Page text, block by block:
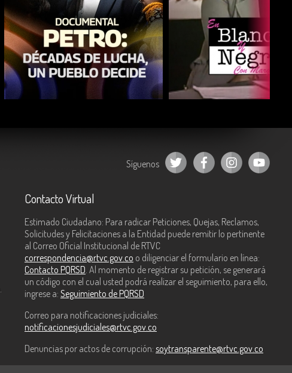
COMPARTIR COMPARTIR
Síguenos
Contacto Virtual
Estimado Ciudadano: Para radicar Peticiones, Quejas, Reclamos,
Solicitudes y Felicitaciones a la Entidad puede remitir lo pertinente
al Correo Oficial Institucional de RTVC
correspondencia@rtvc.gov.co o diligenciar el formulario en línea:
Contacto PQRSD . Al momento de registrar su petición, se generará
un código con el cual usted podrá realizar el seguimiento, para ello,
ingrese a: Seguimiento de PQRSD
Correo para notificaciones judiciales:
notificacionesjudiciales@rtvc.gov.co
Denuncias por actos de corrupción: soytransparente@rtvc.gov.co